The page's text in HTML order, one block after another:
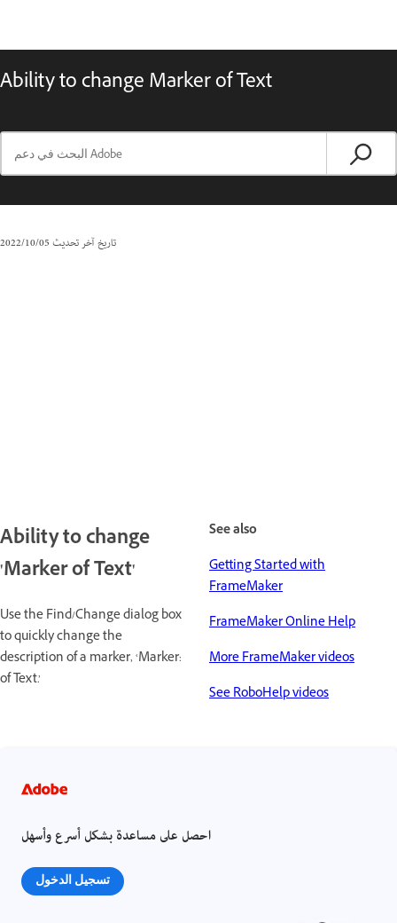
Ability to change Marker of Text
تاريخ آخر تحديث05‏/10‏/2022
Ability to change
'Marker of Text'
Use the Find/Change dialog box
to quickly change the
description of a marker, ‘Marker:
of Text.’
See also
Getting Started with
FrameMaker
FrameMaker Online Help
More FrameMaker videos
See RoboHelp videos
احصل على مساعدة بشكل أسرع وأسهل
تسجيل الدخول